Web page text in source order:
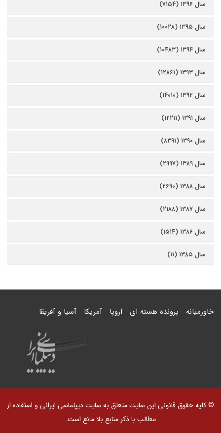
سال ۱۳۹۶ (۷۱۵۴)
سال ۱۳۹۵ (۱۰۰۲۸)
سال ۱۳۹۴ (۱۰۴۸۳)
سال ۱۳۹۳ (۱۲۸۶۱)
سال ۱۳۹۲ (۱۴۰۱۰)
سال ۱۳۹۱ (۱۲۲۱۱)
سال ۱۳۹۰ (۸۳۹۱)
سال ۱۳۸۹ (۲۹۹۷)
سال ۱۳۸۸ (۲۶۹۰)
سال ۱۳۸۷ (۲۱۸۸)
سال ۱۳۸۶ (۱۵۱۴)
سال ۱۳۸۵ (۱۱)
خاورمیانه پرونده هسته ای اروپا آمریکا آسیا و آفریقا
© کلیه حقوق قانونی این سایت متعلق به سایت دیپلماسی ایرانی و استفاده از
مطالب با ذکر منابع بلا مانع است.